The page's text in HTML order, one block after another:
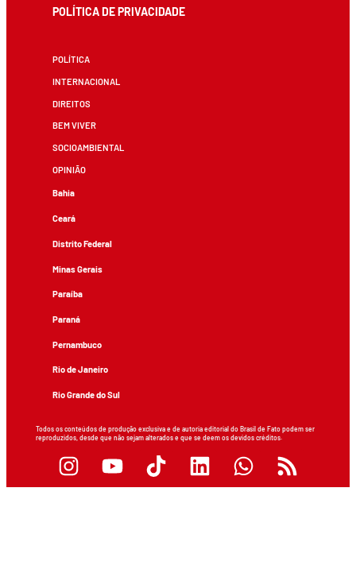
POLÍTICA DE PRIVACIDADE
POLÍTICA
INTERNACIONAL
DIREITOS
BEM VIVER
SOCIOAMBIENTAL
OPINIÃO
Bahia
Ceará
Distrito Federal
Minas Gerais
Paraíba
Paraná
Pernambuco
Rio de Janeiro
Rio Grande do Sul
Todos os conteúdos de produção exclusiva e de autoria editorial do Brasil de Fato podem ser
reproduzidos, desde que não sejam alterados e que se deem os devidos créditos.